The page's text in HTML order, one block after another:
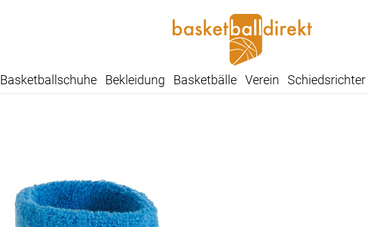
Basketballschuhe Bekleidung Basketbälle Verein Schiedsrichter